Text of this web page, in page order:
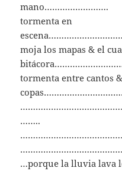
mano…………………….
tormenta en
moja los mapas & el
tormenta entre cantos &
……..
…porque la lluvia lava